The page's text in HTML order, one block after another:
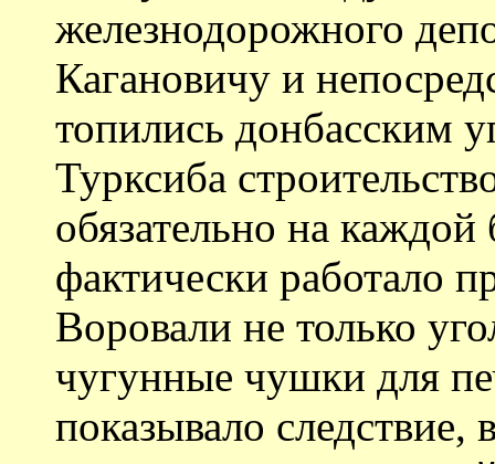
железнодорожного
Кагановичу и
топились донбасским
Турксиба
обязательно на
фактически работало
Воровали не только
чугунные чушки для
показывало следствие,